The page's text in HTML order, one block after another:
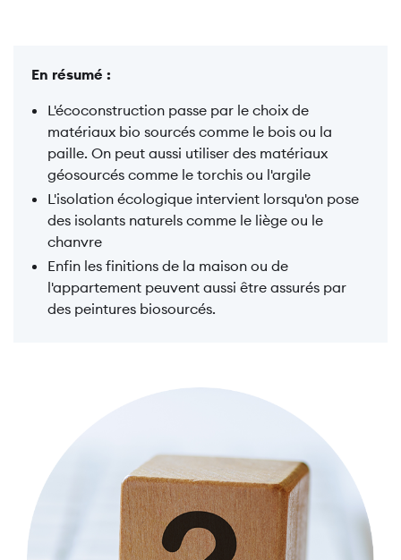
En résumé :
L'écoconstruction passe par le choix de
matériaux bio sourcés comme le bois ou la
paille. On peut aussi utiliser des matériaux
géosourcés comme le torchis ou l'argile
L'isolation écologique intervient lorsqu'on pose
des isolants naturels comme le liège ou le
chanvre
Enfin les finitions de la maison ou de
l'appartement peuvent aussi être assurés par
des peintures biosourcés.